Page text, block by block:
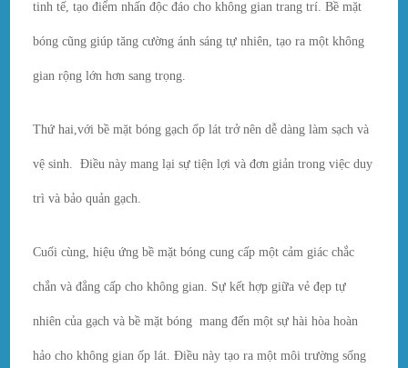
tinh tế, tạo điểm nhấn độc đáo cho không gian trang trí. Bề mặt
bóng cũng giúp tăng cường ánh sáng tự nhiên, tạo ra một không
gian rộng lớn hơn sang trọng.
Thứ hai,với bề mặt bóng gạch ốp lát trở nên dễ dàng làm sạch và
vệ sinh. Điều này mang lại sự tiện lợi và đơn giản trong việc duy
trì và bảo quản gạch.
Cuối cùng, hiệu ứng bề mặt bóng cung cấp một cảm giác chắc
chắn và đẳng cấp cho không gian. Sự kết hợp giữa vẻ đẹp tự
nhiên của gạch và bề mặt bóng mang đến một sự hài hòa hoàn
hảo cho không gian ốp lát. Điều này tạo ra một môi trường sống